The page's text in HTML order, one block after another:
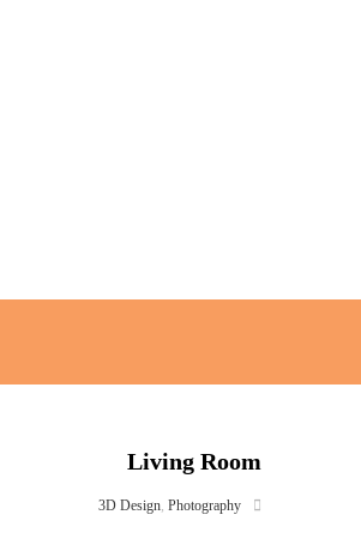
Living Room
3D Design Photography